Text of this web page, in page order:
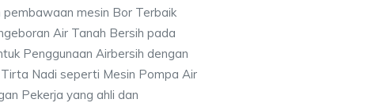
pembawaan mesin Bor Terbaik
Air Tanah Bersih pada
Penggunaan Airbersih dengan
Nadi seperti Mesin Pompa Air
Pekerja yang ahli dan